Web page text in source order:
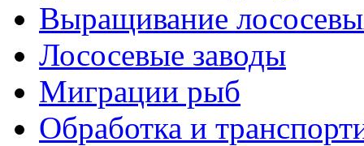
Выращивание
Лососевые заводы
Миграции рыб
Обработка и